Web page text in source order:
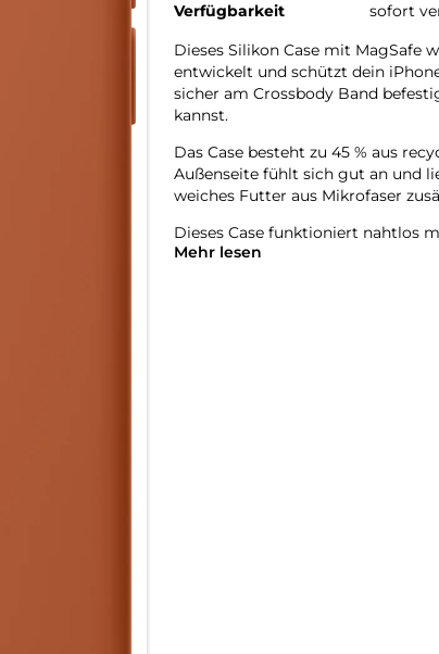
Verfügbarkeit
sofort
Dieses Silikon Case mit MagSafe
entwickelt und schützt dein
sicher am Crossbody Band
kannst.
Das Case besteht zu 45 % aus
Außenseite fühlt sich gut an und
weiches Futter aus Mikrofaser
Dieses Case funktioniert nahtlos
mit einer leitenden Schicht, die
Mehr lesen